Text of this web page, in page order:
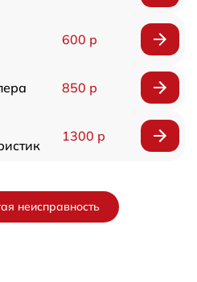
600 р
850 р
1300 р
неисправность